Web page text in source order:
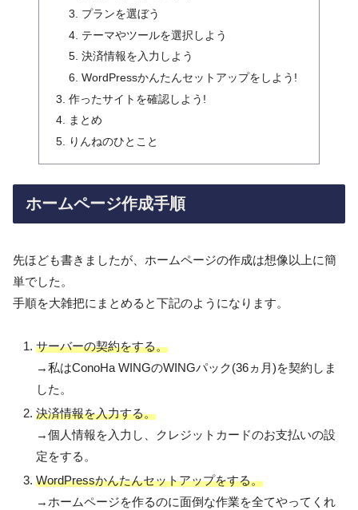
プランを選ぼう
テーマやツールを選択しよう
決済情報を入力しよう
WordPressかんたんセットアップをしよう!
作ったサイトを確認しよう!
まとめ
りんねのひとこと
ホームページ作成手順
先ほども書きましたが、ホームページの作成は想像以上に簡
単でした。
手順を大雑把にまとめると下記のようになります。
サーバーの契約をする。
→私はConoHa WINGのWINGパック(36ヵ月)を契約しま
した。
決済情報を入力する。
→個人情報を入力し、クレジットカードのお支払いの設
定をする。
WordPressかんたんセットアップをする。
→ホームページを作るのに面倒な作業を全てやってくれ